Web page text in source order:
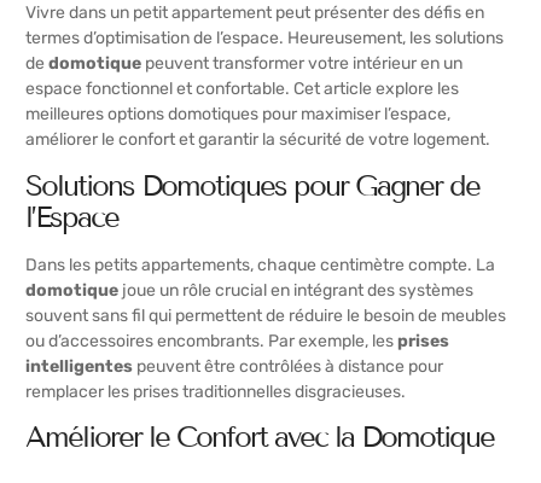
Vivre dans un petit appartement peut présenter des défis en
termes d’optimisation de l’espace. Heureusement, les solutions
de domotique peuvent transformer votre intérieur en un
espace fonctionnel et confortable. Cet article explore les
meilleures options domotiques pour maximiser l’espace,
améliorer le confort et garantir la sécurité de votre logement.
Solutions Domotiques pour Gagner de
l’Espace
Dans les petits appartements, chaque centimètre compte. La
domotique joue un rôle crucial en intégrant des systèmes
souvent sans fil qui permettent de réduire le besoin de meubles
ou d’accessoires encombrants. Par exemple, lesprises
intelligentes peuvent être contrôlées à distance pour
remplacer les prises traditionnelles disgracieuses.
Améliorer le Confort avec la Domotique